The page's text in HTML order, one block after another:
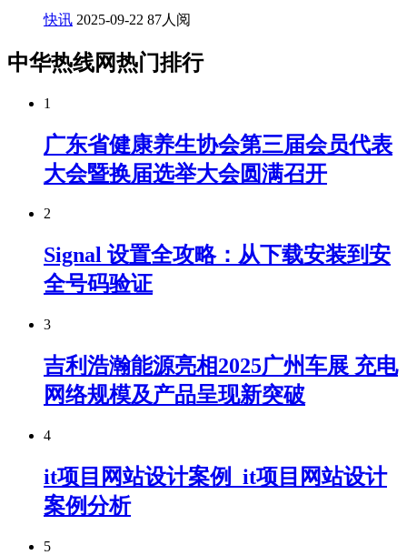
快讯 2025-09-22 87人阅
中华热线网热门排行
1
广东省健康养生协会第三届会员代表
大会暨换届选举大会圆满召开
2
Signal 设置全攻略：从下载安装到安
全号码验证
3
吉利浩瀚能源亮相2025广州车展 充电
网络规模及产品呈现新突破
4
it项目网站设计案例_it项目网站设计
案例分析
5